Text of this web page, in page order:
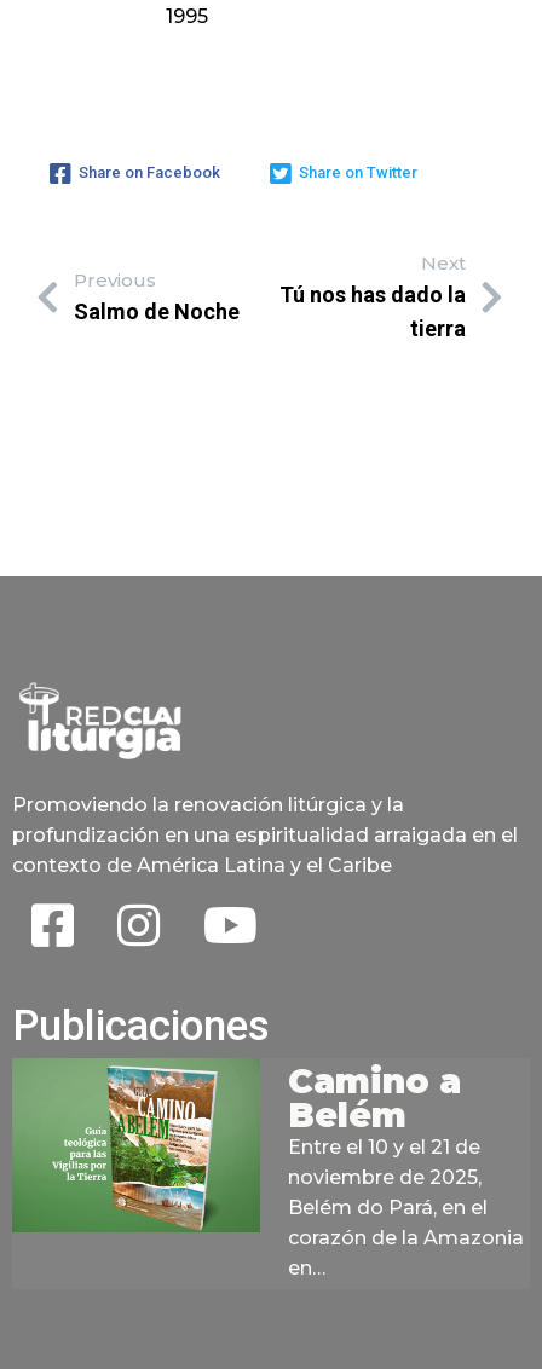
1995
Share on Facebook Share on Twitter
Previous
Salmo de Noche
Next
Tú nos has dado la
tierra
Promoviendo la renovación litúrgica y la
profundización en una espiritualidad arraigada en el
contexto de América Latina y el Caribe
Publicaciones
Camino a
Belém
Entre el 10 y el 21 de
noviembre de 2025,
Belém do Pará, en el
corazón de la Amazonia
en…